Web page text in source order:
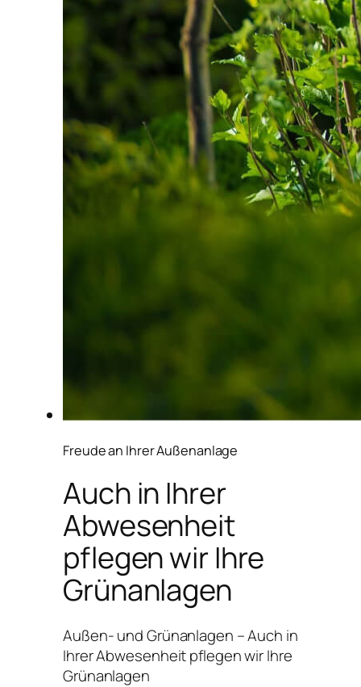
Freude an Ihrer Außenanlage
Auch in Ihrer
Abwesenheit
pflegen wir Ihre
Grünanlagen
Außen- und Grünanlagen – Auch in
Ihrer Abwesenheit pflegen wir Ihre
Grünanlagen